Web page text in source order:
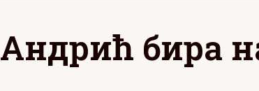
Андрић бира